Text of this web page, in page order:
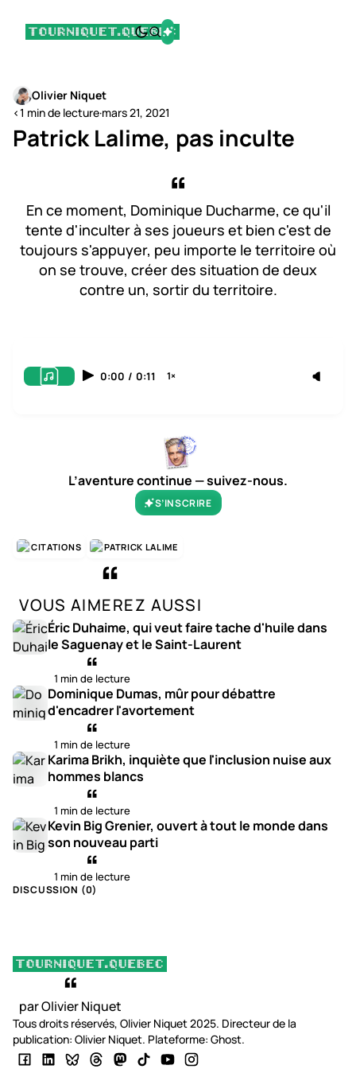
Olivier Niquet
<1 min de lecture·mars 21, 2021
Patrick Lalime, pas inculte
En ce moment, Dominique Ducharme, ce qu'il
tente d'inculter à ses joueurs et bien c'est de
toujours s'appuyer, peu importe le territoire où
on se trouve, créer des situation de deux
contre un, sortir du territoire.
0:00 / 0:11 1×
L’aventure continue — suivez-nous.
S’INSCRIRE
CITATIONS PATRICK LALIME
VOUS AIMEREZ AUSSI
Éric Duhaime, qui veut faire tache d'huile dans
le Saguenay et le Saint-Laurent
1 min de lecture
Dominique Dumas, mûr pour débattre
d'encadrer l'avortement
1 min de lecture
Karima Brikh, inquiète que l'inclusion nuise aux
hommes blancs
1 min de lecture
Kevin Big Grenier, ouvert à tout le monde dans
son nouveau parti
1 min de lecture
DISCUSSION (0)
par Olivier Niquet
Tous droits réservés, Olivier Niquet 2025. Directeur de la
publication: Olivier Niquet. Plateforme: Ghost.